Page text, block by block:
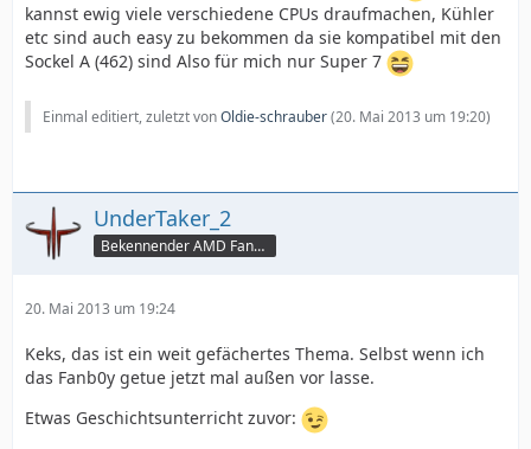
kannst ewig viele verschiedene CPUs draufmachen, Kühler
etc sind auch easy zu bekommen da sie kompatibel mit den
Sockel A (462) sind Also für mich nur Super 7
Einmal editiert, zuletzt vonOldie-schrauber(20. Mai 2013 um 19:20)
UnderTaker_2
Bekennender AMD Fanb0y
20. Mai 2013 um 19:24
Keks, das ist ein weit gefächertes Thema. Selbst wenn ich
das Fanb0y getue jetzt mal außen vor lasse.
Etwas Geschichtsunterricht zuvor: